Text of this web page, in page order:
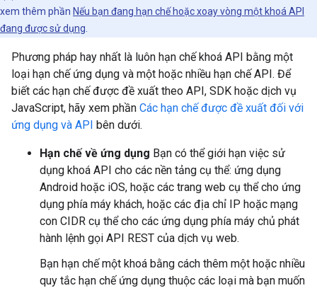
xem thêm phần Nếu bạn đang hạn chế hoặc xoay vòng một khoá API
đang được sử dụng
Phương pháp hay nhất là luôn hạn chế khoá API bằng một
loại hạn chế ứng dụng và một hoặc nhiều hạn chế API. Để
biết các hạn chế được đề xuất theo API, SDK hoặc dịch vụ
JavaScript, hãy xem phần Các hạn chế được đề xuất đối với
ứng dụng và API bên dưới.
Hạn chế về ứng dụng Bạn có thể giới hạn việc sử
dụng khoá API cho các nền tảng cụ thể: ứng dụng
Android hoặc iOS, hoặc các trang web cụ thể cho ứng
dụng phía máy khách, hoặc các địa chỉ IP hoặc mạng
con CIDR cụ thể cho các ứng dụng phía máy chủ phát
hành lệnh gọi API REST của dịch vụ web.
Bạn hạn chế một khoá bằng cách thêm một hoặc nhiều
quy tắc hạn chế ứng dụng thuộc các loại mà bạn muốn